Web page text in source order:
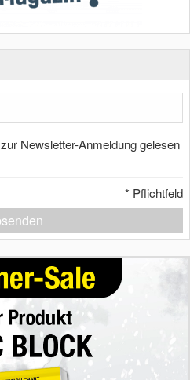
Newsletter-Anmeldung gelesen
* Pflichtfeld